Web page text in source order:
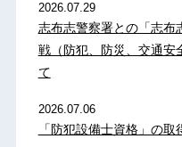
2026.07.29
志布志警察署との「志布
戦（防犯、防災、交通安
て
2026.07.06
「防犯設備士資格」の取